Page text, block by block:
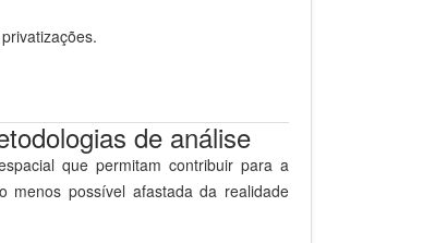
de análise
que permitam contribuir para a
menos possível afastada da realidade